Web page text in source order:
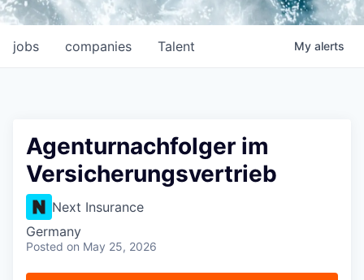
jobs companies Talent My alerts
Agenturnachfolger im
Versicherungsvertrieb
Next Insurance
Germany
Posted on May 25, 2026